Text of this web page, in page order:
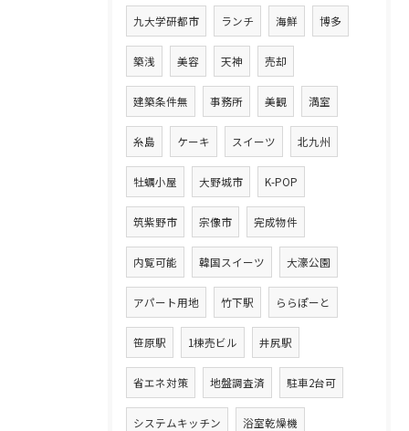
九大学研都市 ランチ 海鮮 博多
築浅 美容 天神 売却
建築条件無 事務所 美観 満室
糸島 ケーキ スイーツ 北九州
牡蠣小屋 大野城市 K-POP
筑紫野市 宗像市 完成物件
内覧可能 韓国スイーツ 大濠公園
アパート用地 竹下駅 ららぽーと
笹原駅 1棟売ビル 井尻駅
省エネ対策 地盤調査済 駐車2台可
システムキッチン 浴室乾燥機